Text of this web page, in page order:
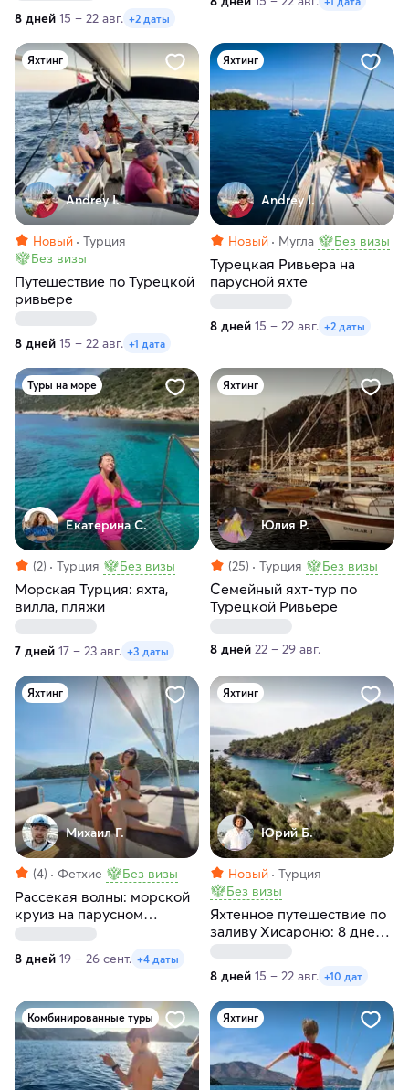
8 дней 15 – 22 авг. +2 даты
Яхтинг
Andrey I.
Новый
Турция
Без визы
Путешествие по Турецкой
ривьере
8 дней 15 – 22 авг. +1 дата
Яхтинг
Andrey I.
Новый Мугла Без визы
Турецкая Ривьера на
парусной яхте
8 дней 15 – 22 авг. +2 даты
Туры на море
Екатерина С.
(2) Турция Без визы
Морская Турция: яхта,
вилла, пляжи
7 дней 17 – 23 авг. +3 даты
Яхтинг
Юлия Р.
(25) Турция Без визы
Семейный яхт-тур по
Турецкой Ривьере
8 дней 22 – 29 авг.
Яхтинг
Михаил Г.
(4) Фетхие Без визы
Рассекая волны: морской
круиз на парусном
8 дней 19 – 26 сент. +4 даты
Яхтинг
Юрий Б.
Новый
Турция
Без визы
Яхтенное путешествие по
заливу Хисароню: 8 дней
Турции
8 дней 15 – 22 авг. +10 дат
Комбинированные туры Яхтинг